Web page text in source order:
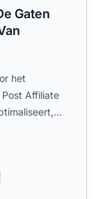
Gaten
het
Affiliate